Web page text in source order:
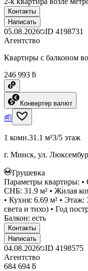
Контакты
Написать
05.08.2026 ID 4198731
Агентство
Квартиры с балконом
246 993 ƃ
Конвертер валют
1 комн.31.1 м²3/5 этаж
г. Минск, ул.
Грушевка
Параметры квартиры:
СНБ: 31.9 м² • Жилая
• Кухня: 6.69 м² • Этаж:
света и тихо) • Год
Балкон: есть
Контакты
Написать
04.08.2026 ID 4198575
Агентство
684 694 ƃ